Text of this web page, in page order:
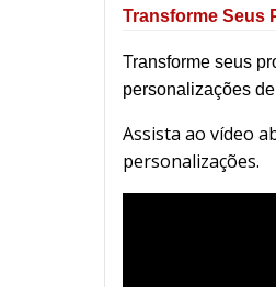
Transforme Seus
Transforme seus
personalizações
Assista ao vídeo
personalizações.